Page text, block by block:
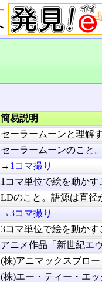
簡易説明
セーラームーンと理解
セーラームーンのこと。
→ 1コマ撮り
1コマ単位で絵を動かす
LDのこと。語源は直径
→3コマ撮り
3コマ単位で絵を動か
アニメ作品「新世紀エ
(株)アニマックスブロ
(株)エー・ティー・エ